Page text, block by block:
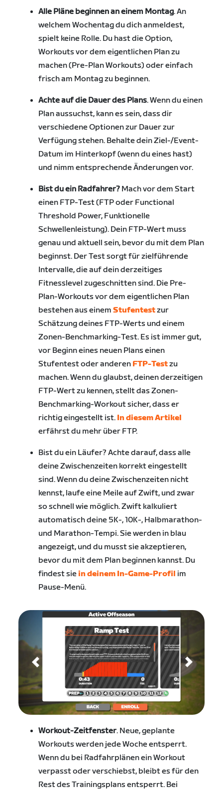
Alle Pläne beginnen an einem Montag. An
welchem Wochentag du dich anmeldest,
spielt keine Rolle. Du hast die Option,
Workouts vor dem eigentlichen Plan zu
machen (Pre-Plan Workouts) oder einfach
frisch am Montag zu beginnen.
Achte auf die Dauer des Plans. Wenn du einen
Plan aussuchst, kann es sein, dass dir
verschiedene Optionen zur Dauer zur
Verfügung stehen. Behalte dein Ziel-/Event-
Datum im Hinterkopf (wenn du eines hast)
und nimm entsprechende Änderungen vor.
Bist du ein Radfahrer? Mach vor dem Start
einen FTP-Test (FTP oder Functional
Threshold Power, Funktionelle
Schwellenleistung). Dein FTP-Wert muss
genau und aktuell sein, bevor du mit dem Plan
beginnst. Der Test sorgt für zielführende
Intervalle, die auf dein derzeitiges
Fitnesslevel zugeschnitten sind. Die Pre-
Plan-Workouts vor dem eigentlichen Plan
bestehen aus einemStufentestzur
Schätzung deines FTP-Werts und einem
Zonen-Benchmarking-Test. Es ist immer gut,
vor Beginn eines neuen Plans einen
Stufentest oder anderen FTP-Testzu
machen. Wenn du glaubst, deinen derzeitigen
FTP-Wert zu kennen, stellt das Zonen-
Benchmarking-Workout sicher, dass er
richtig eingestellt ist. In diesem Artikel
erfährst du mehr über FTP.
Bist du ein Läufer? Achte darauf, dass alle
deine Zwischenzeiten korrekt eingestellt
sind. Wenn du deine Zwischenzeiten nicht
kennst, laufe eine Meile auf Zwift, und zwar
so schnell wie möglich. Zwift kalkuliert
automatisch deine 5K-, 10K-, Halbmarathon-
und Marathon-Tempi. Sie werden in blau
angezeigt, und du musst sie akzeptieren,
bevor du mit dem Plan beginnen kannst. Du
findest siein deinem In-Game-Profil im
Pause-Menü.
Workout-Zeitfenster. Neue, geplante
Workouts werden jede Woche entsperrt.
Wenn du bei Radfahrplänen ein Workout
verpasst oder verschiebst, bleibt es für den
Rest des Trainingsplans entsperrt. Bei